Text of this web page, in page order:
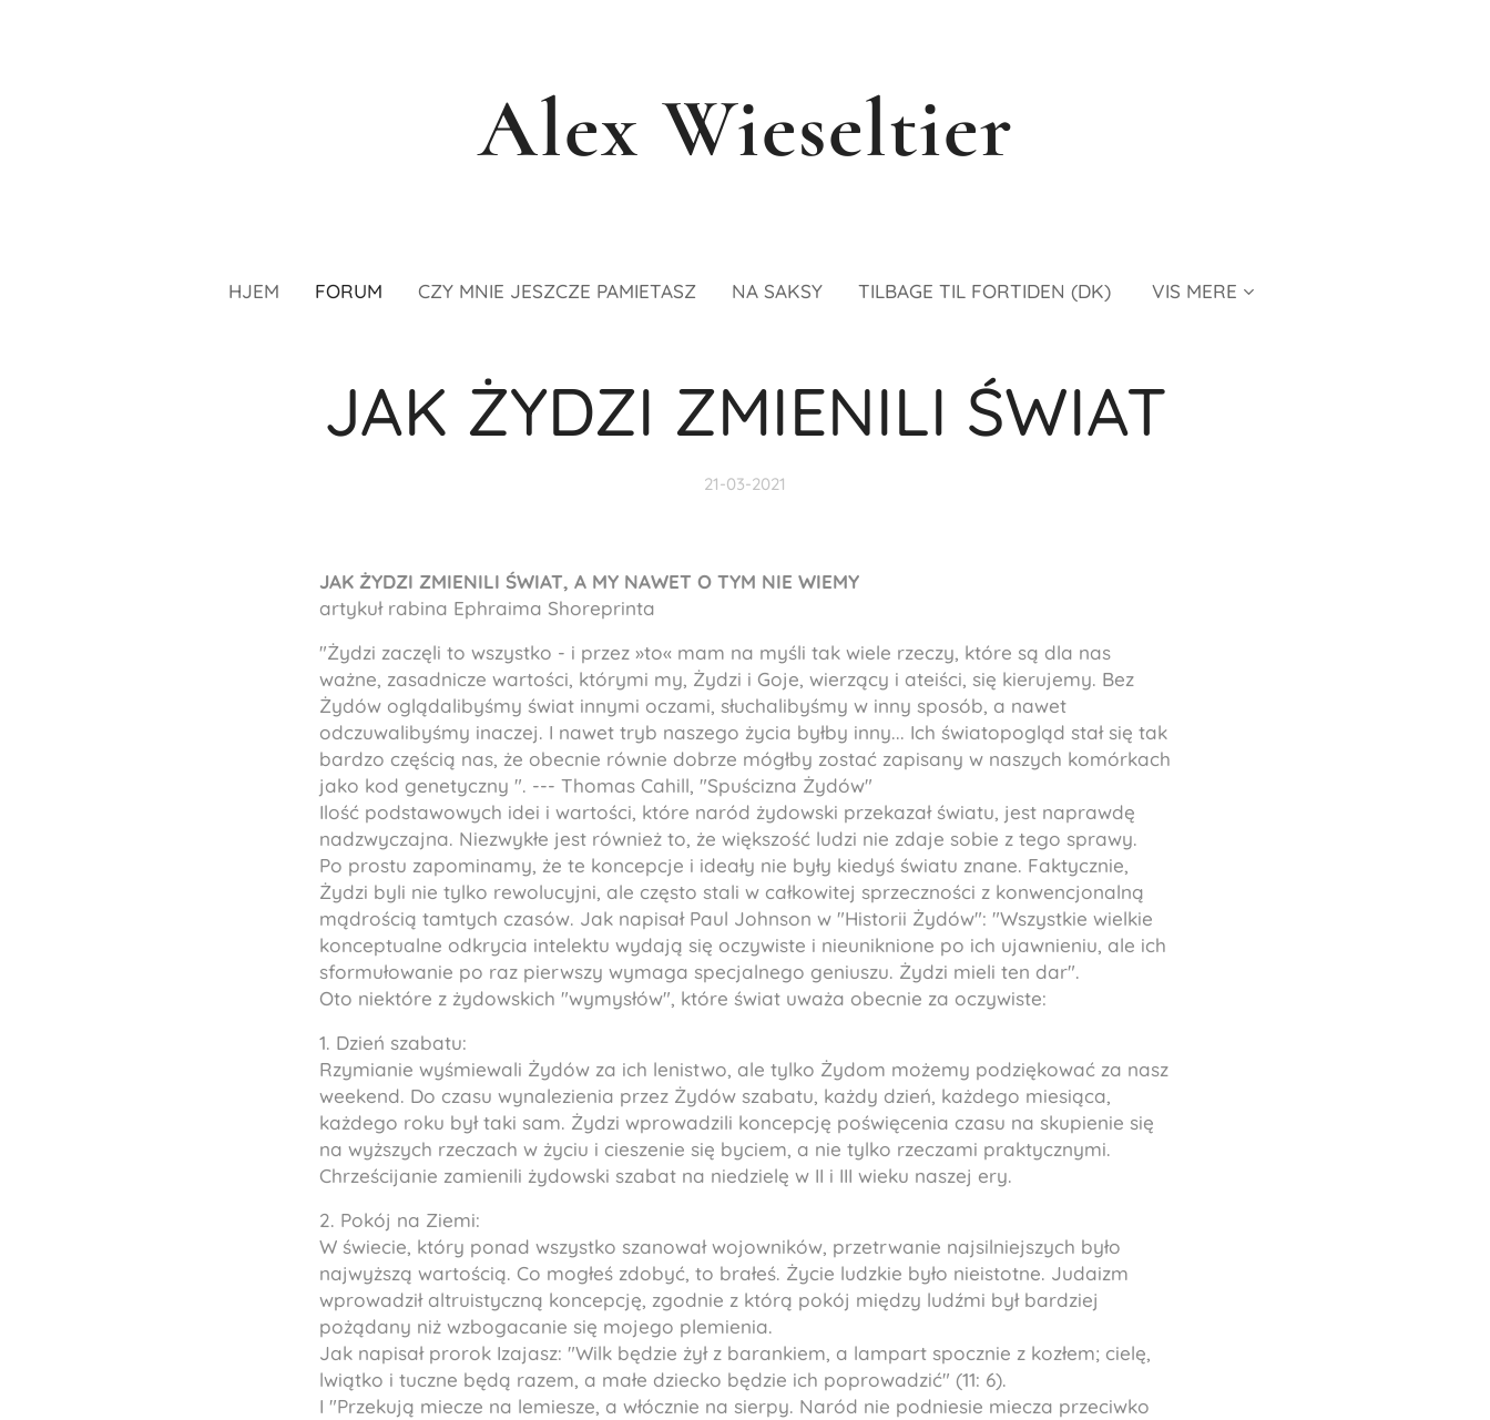
Alex Wieseltier
HJEM FORUM CZY MNIE JESZCZE PAMIETASZ NA SAKSY TILBAGE TIL FORTIDEN (DK) VIS MERE
JAK ŻYDZI ZMIENILI ŚWIAT
21-03-2021
JAK ŻYDZI ZMIENILI ŚWIAT, A MY NAWET O TYM NIE WIEMY
artykuł rabina Ephraima Shoreprinta
"Żydzi zaczęli to wszystko - i przez »to« mam na myśli tak wiele rzeczy, które są dla nas
ważne, zasadnicze wartości, którymi my, Żydzi i Goje, wierzący i ateiści, się kierujemy. Bez
Żydów oglądalibyśmy świat innymi oczami, słuchalibyśmy w inny sposób, a nawet
odczuwalibyśmy inaczej. I nawet tryb naszego życia byłby inny... Ich światopogląd stał się tak
bardzo częścią nas, że obecnie równie dobrze mógłby zostać zapisany w naszych komórkach
jako kod genetyczny ". --- Thomas Cahill, "Spuścizna Żydów"
Ilość podstawowych idei i wartości, które naród żydowski przekazał światu, jest naprawdę
nadzwyczajna. Niezwykłe jest również to, że większość ludzi nie zdaje sobie z tego sprawy.
Po prostu zapominamy, że te koncepcje i ideały nie były kiedyś światu znane. Faktycznie,
Żydzi byli nie tylko rewolucyjni, ale często stali w całkowitej sprzeczności z konwencjonalną
mądrością tamtych czasów. Jak napisał Paul Johnson w "Historii Żydów": "Wszystkie wielkie
konceptualne odkrycia intelektu wydają się oczywiste i nieuniknione po ich ujawnieniu, ale ich
sformułowanie po raz pierwszy wymaga specjalnego geniuszu. Żydzi mieli ten dar".
Oto niektóre z żydowskich "wymysłów", które świat uważa obecnie za oczywiste:
1. Dzień szabatu:
Rzymianie wyśmiewali Żydów za ich lenistwo, ale tylko Żydom możemy podziękować za nasz
weekend. Do czasu wynalezienia przez Żydów szabatu, każdy dzień, każdego miesiąca,
każdego roku był taki sam. Żydzi wprowadzili koncepcję poświęcenia czasu na skupienie się
na wyższych rzeczach w życiu i cieszenie się byciem, a nie tylko rzeczami praktycznymi.
Chrześcijanie zamienili żydowski szabat na niedzielę w II i III wieku naszej ery.
2. Pokój na Ziemi:
W świecie, który ponad wszystko szanował wojowników, przetrwanie najsilniejszych było
najwyższą wartością. Co mogłeś zdobyć, to brałeś. Życie ludzkie było nieistotne. Judaizm
wprowadził altruistyczną koncepcję, zgodnie z którą pokój między ludźmi był bardziej
pożądany niż wzbogacanie się mojego plemienia.
Jak napisał prorok Izajasz: "Wilk będzie żył z barankiem, a lampart spocznie z kozłem; cielę,
lwiątko i tuczne będą razem, a małe dziecko będzie ich poprowadzić" (11: 6).
I "Przekują miecze na lemiesze, a włócznie na sierpy. Naród nie podniesie miecza przeciwko